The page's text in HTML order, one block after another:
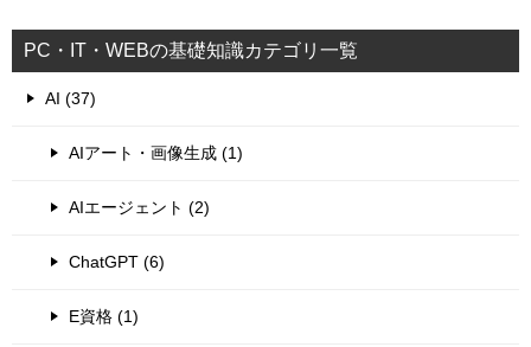
PC・IT・WEBの基礎知識カテゴリ一覧
AI (37)
AIアート・画像生成 (1)
AIエージェント (2)
ChatGPT (6)
E資格 (1)